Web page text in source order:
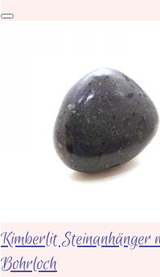
Kimberlit Steinanhänger
Bohrloch